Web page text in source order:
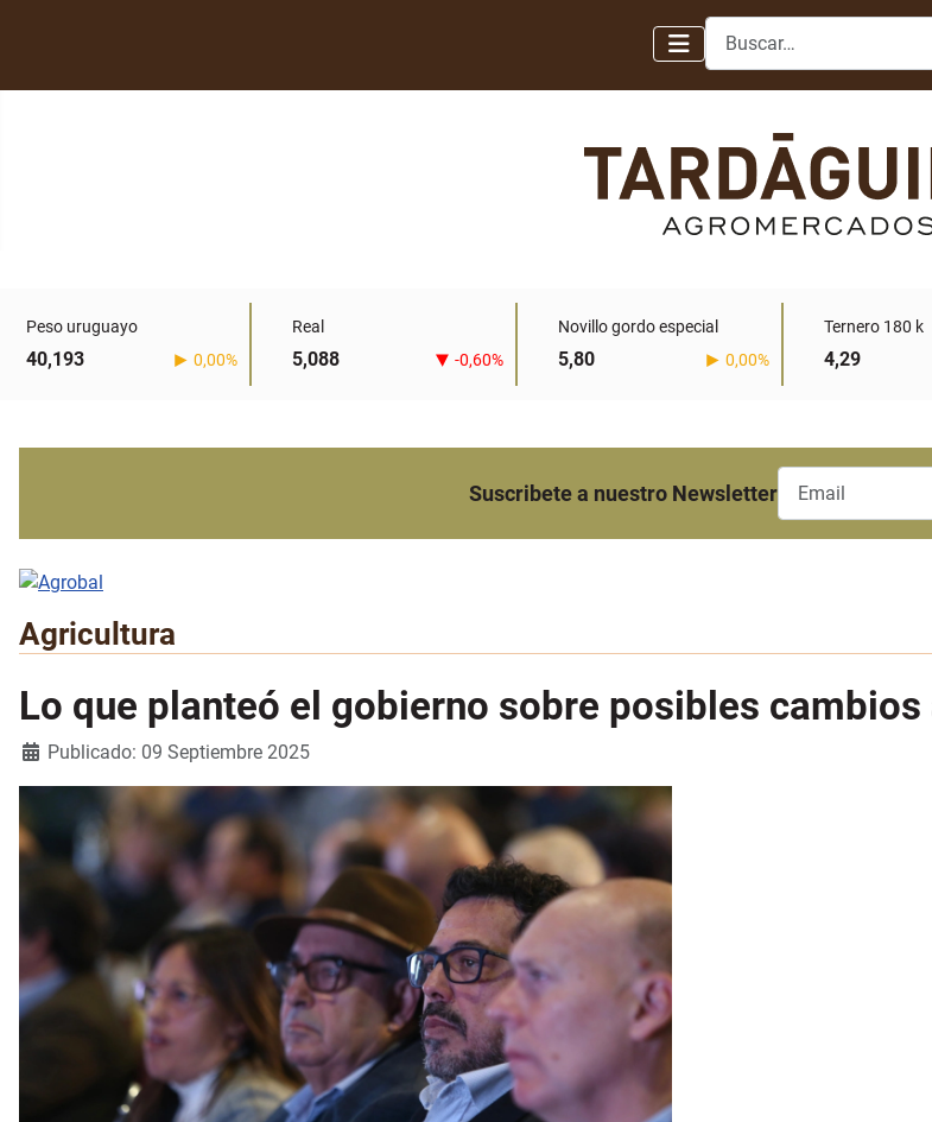
Buscar
Peso uruguayo
40,193 0,00%
Real
5,088 -0,60%
Novillo gordo especial
5,80 0,00%
Ternero 180 k
4,29
Suscribete a nuestro Newsletter
Agricultura
Lo que planteó el gobierno sobre posibles
Detalles
Publicado: 09 Septiembre 2025